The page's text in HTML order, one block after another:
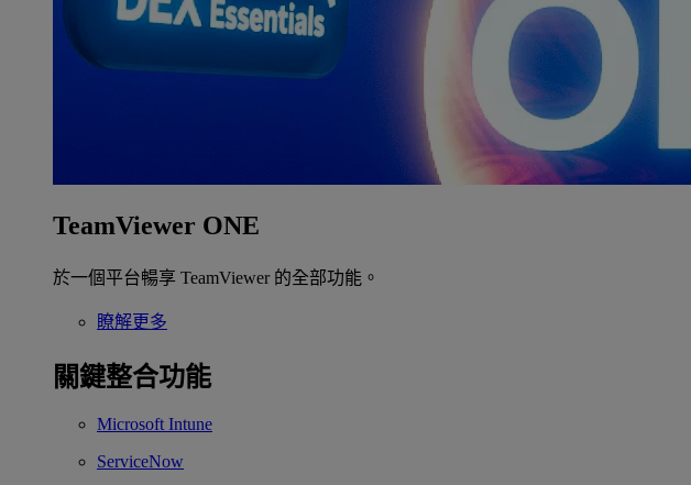
TeamViewer ONE
於一個平台暢享 TeamViewer 的全部功能。
瞭解更多
關鍵整合功能
Microsoft Intune
ServiceNow